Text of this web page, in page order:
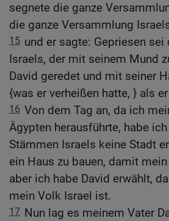
segnete die ganze
die ganze Versammlung
15 und er sagte: Gepriesen sei
Israels, der mit seinem Mund
David geredet und mit seiner
{was er verheißen hatte, } als
16 Von dem Tag an, da ich
Ägypten herausführte, habe
Stämmen Israels keine Stadt
ein Haus zu bauen, damit
aber ich habe David erwählt,
mein Volk Israel ist.
17 Nun lag es meinem Vater